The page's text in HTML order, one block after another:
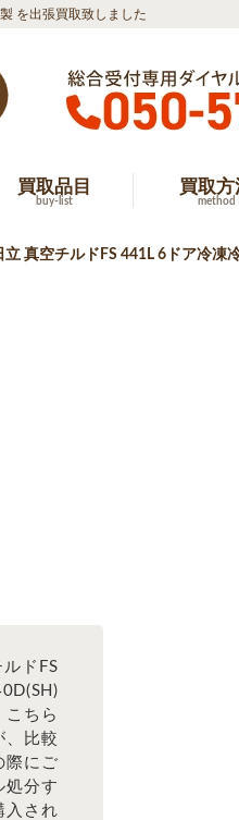
を出張買取致しました
買取品目
buy-list
買取方
method
立 真空チルドFS 441L 6ドア冷凍
ドFS
ちら
、比較
際にご
処分す
入され